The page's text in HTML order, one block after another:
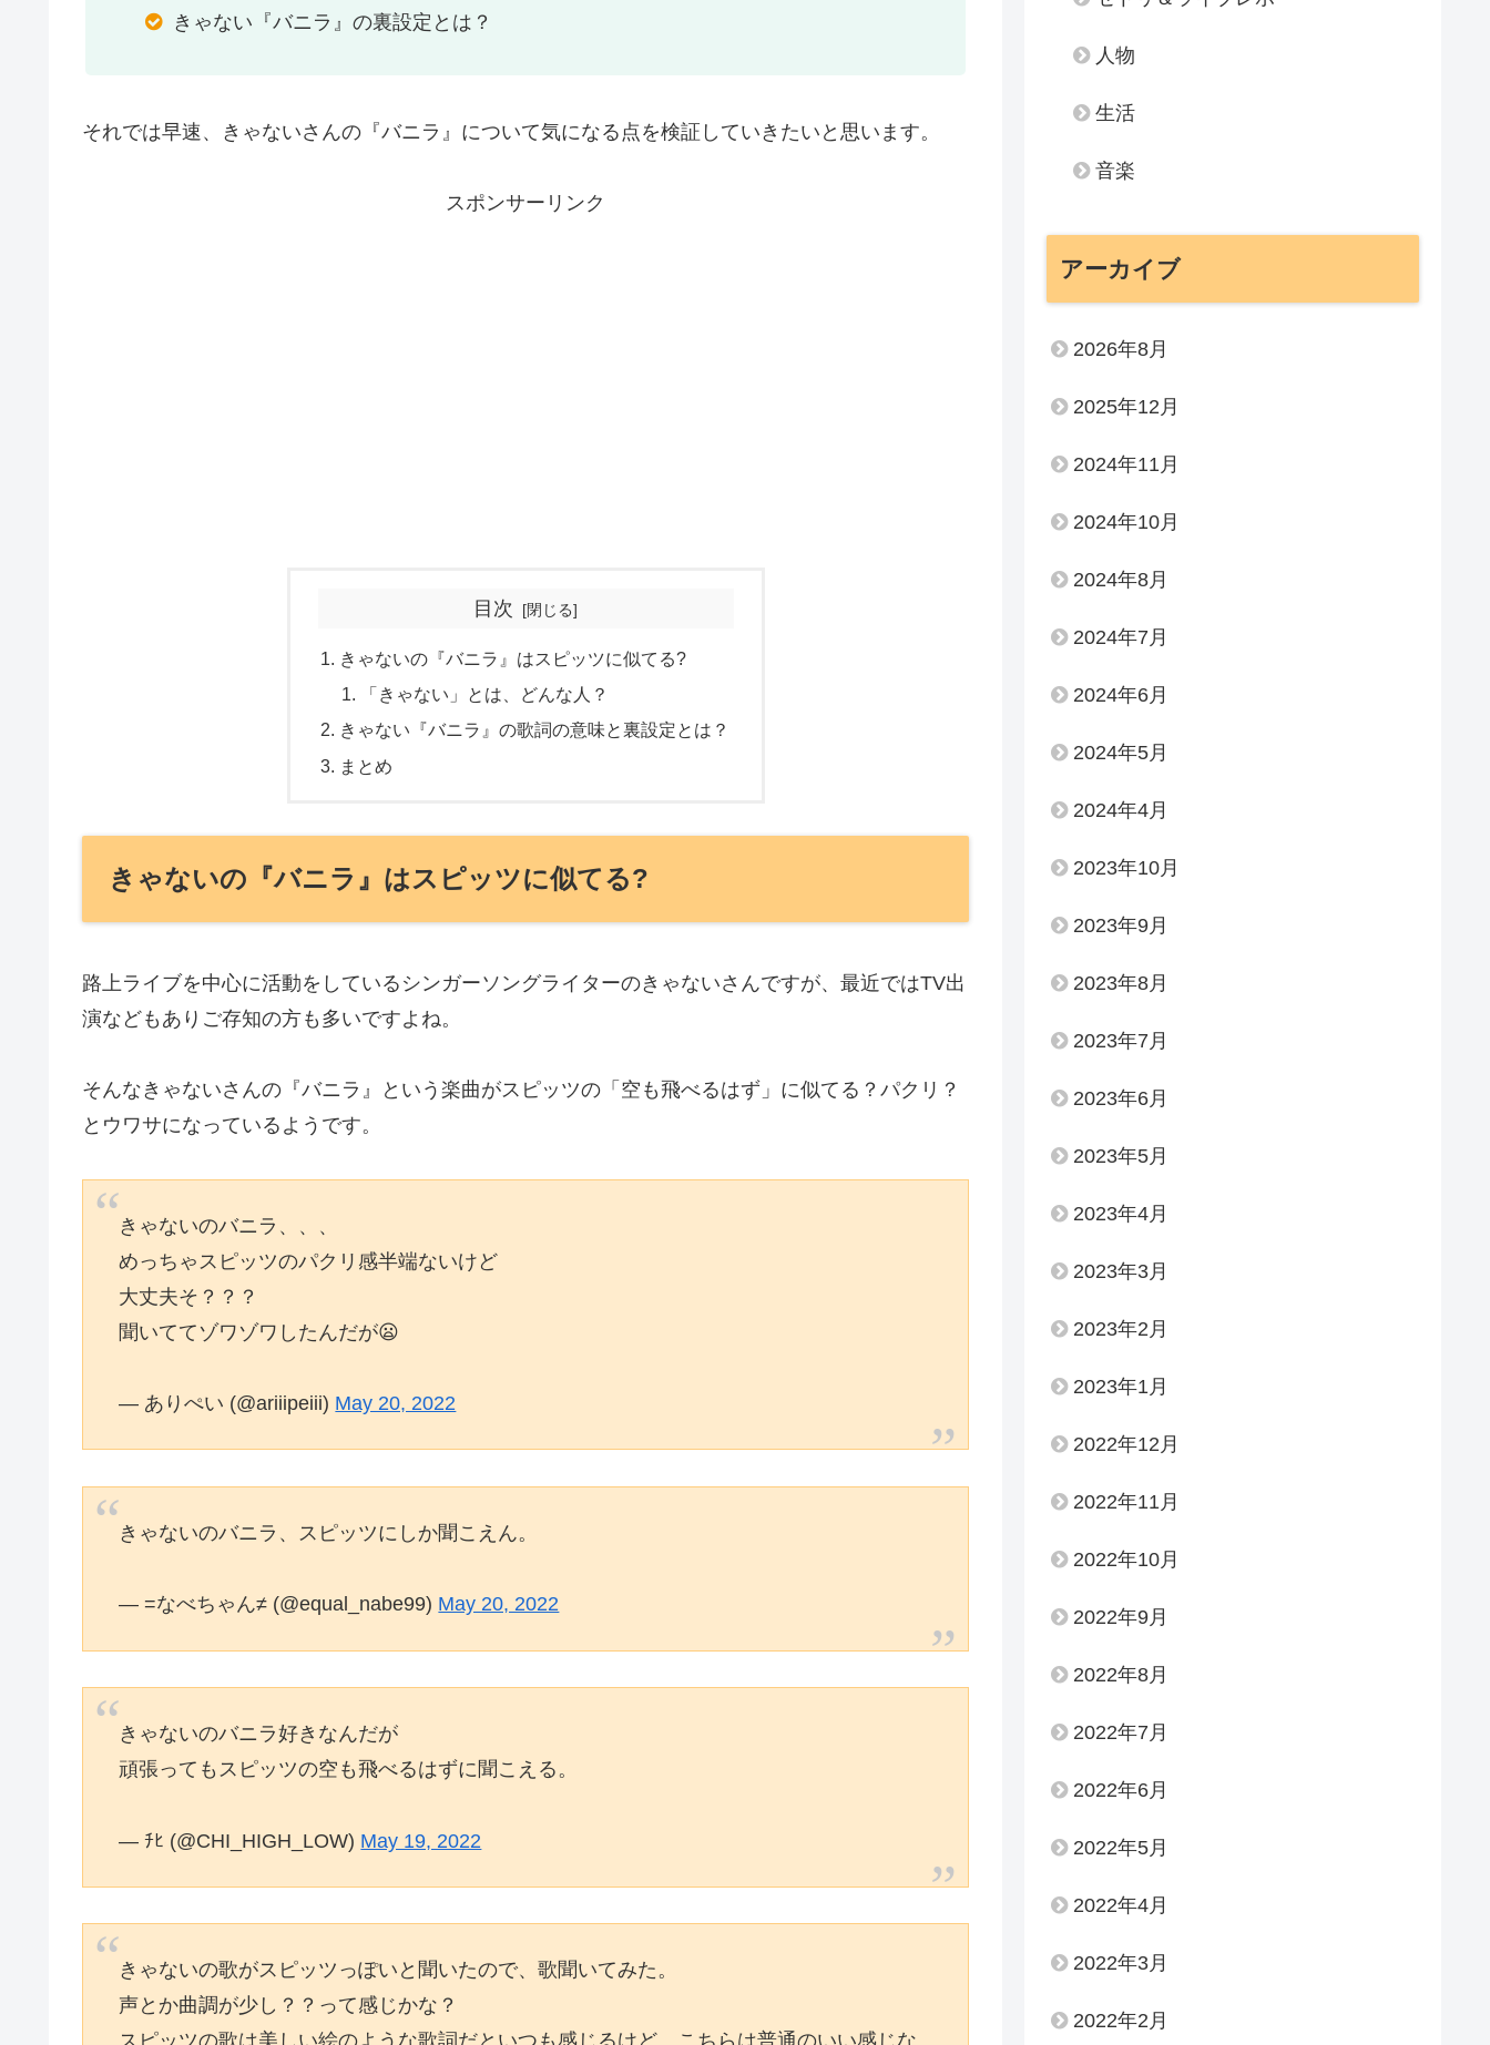
きゃない『バニラ』の裏設定とは？
それでは早速、きゃないさんの『バニラ』について気になる点を検証していきたいと思います。
スポンサーリンク
目次
きゃないの『バニラ』はスピッツに似てる?
「きゃない」とは、どんな人？
きゃない『バニラ』の歌詞の意味と裏設定とは？
まとめ
きゃないの『バニラ』はスピッツに似てる?
路上ライブを中心に活動をしているシンガーソングライターのきゃないさんですが、最近ではTV出
演などもありご存知の方も多いですよね。
そんなきゃないさんの『バニラ』という楽曲がスピッツの「空も飛べるはず」に似てる？パクリ？
とウワサになっているようです。
きゃないのバニラ、、、
めっちゃスピッツのパクリ感半端ないけど
大丈夫そ？？？
聞いててゾワゾワしたんだが😦
— ありぺい (@ariiipeiii) May 20, 2022
きゃないのバニラ、スピッツにしか聞こえん。
— =なべちゃん≠ (@equal_nabe99) May 20, 2022
きゃないのバニラ好きなんだが
頑張ってもスピッツの空も飛べるはずに聞こえる。
— ﾁﾋ (@CHI_HIGH_LOW) May 19, 2022
きゃないの歌がスピッツっぽいと聞いたので、歌聞いてみた。
声とか曲調が少し？？って感じかな？
人物
生活
音楽
アーカイブ
2026年8月
2025年12月
2024年11月
2024年10月
2024年8月
2024年7月
2024年6月
2024年5月
2024年4月
2023年10月
2023年9月
2023年8月
2023年7月
2023年6月
2023年5月
2023年4月
2023年3月
2023年2月
2023年1月
2022年12月
2022年11月
2022年10月
2022年9月
2022年8月
2022年7月
2022年6月
2022年5月
2022年4月
2022年3月
2022年2月